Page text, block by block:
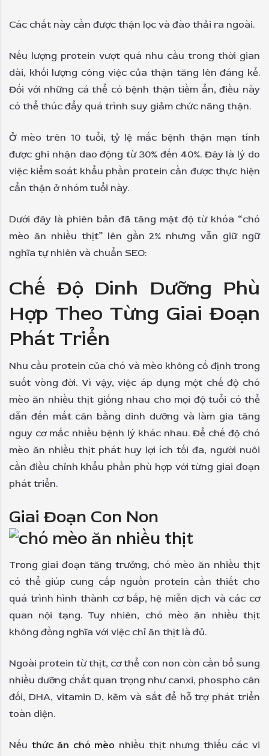
Các chất này cần được thận lọc và đào thải ra ngoài.
Nếu lượng protein vượt quá nhu cầu trong thời gian
dài, khối lượng công việc của thận tăng lên đáng kể.
Đối với những cá thể có bệnh thận tiềm ẩn, điều này
có thể thúc đẩy quá trình suy giảm chức năng thận.
Ở mèo trên 10 tuổi, tỷ lệ mắc bệnh thận mạn tính
được ghi nhận dao động từ 30% đến 40%. Đây là lý do
việc kiểm soát khẩu phần protein cần được thực hiện
cẩn thận ở nhóm tuổi này.
Dưới đây là phiên bản đã tăng mật độ từ khóa “chó
mèo ăn nhiều thịt” lên gần 2% nhưng vẫn giữ ngữ
nghĩa tự nhiên và chuẩn SEO:
Chế Độ Dinh Dưỡng Phù
Hợp Theo Từng Giai Đoạn
Phát Triển
Nhu cầu protein của chó và mèo không cố định trong
suốt vòng đời. Vì vậy, việc áp dụng một chế độ chó
mèo ăn nhiều thịt giống nhau cho mọi độ tuổi có thể
dẫn đến mất cân bằng dinh dưỡng và làm gia tăng
nguy cơ mắc nhiều bệnh lý khác nhau. Để chế độ chó
mèo ăn nhiều thịt phát huy lợi ích tối đa, người nuôi
cần điều chỉnh khẩu phần phù hợp với từng giai đoạn
phát triển.
Giai Đoạn Con Non
Trong giai đoạn tăng trưởng, chó mèo ăn nhiều thịt
có thể giúp cung cấp nguồn protein cần thiết cho
quá trình hình thành cơ bắp, hệ miễn dịch và các cơ
quan nội tạng. Tuy nhiên, chó mèo ăn nhiều thịt
không đồng nghĩa với việc chỉ ăn thịt là đủ.
Ngoài protein từ thịt, cơ thể con non còn cần bổ sung
nhiều dưỡng chất quan trọng như canxi, phospho cân
đối, DHA, vitamin D, kẽm và sắt để hỗ trợ phát triển
toàn diện.
Nếu thức ăn chó mèo nhiều thịt nhưng thiếu các vi